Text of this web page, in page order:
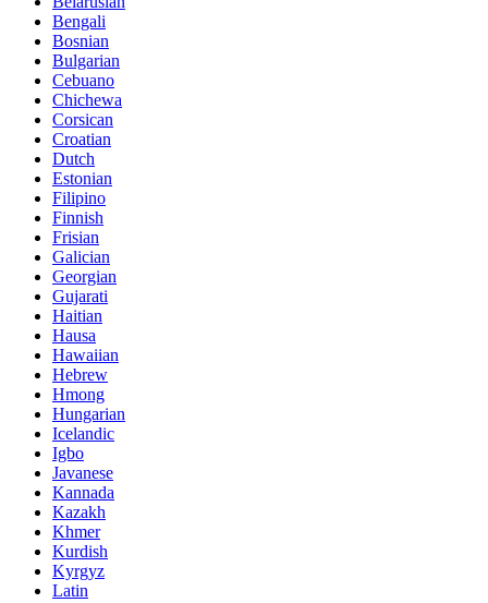
Bengali
Bosnian
Bulgarian
Cebuano
Chichewa
Corsican
Croatian
Dutch
Estonian
Filipino
Finnish
Frisian
Galician
Georgian
Gujarati
Haitian
Hausa
Hawaiian
Hebrew
Hmong
Hungarian
Icelandic
Igbo
Javanese
Kannada
Kazakh
Khmer
Kurdish
Kyrgyz
Latin